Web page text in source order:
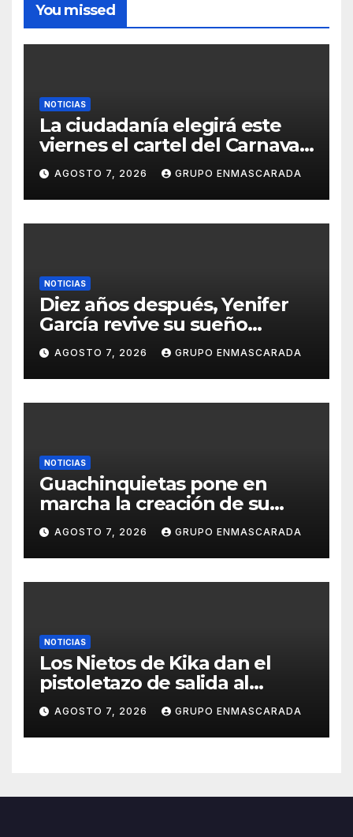
You missed
NOTICIAS
La ciudadanía elegirá este
viernes el cartel del Carnaval
de Las Palmas de Gran
Canaria 2027 en una gala
retransmitida por Televisión
Canaria
AGOSTO 7, 2026 GRUPO ENMASCARADA
NOTICIAS
Diez años después, Yenifer
García revive su sueño
carnavalero en el vídeo de
presentación de San Juan de
la Rambla para el Grand Prix
AGOSTO 7, 2026 GRUPO ENMASCARADA
NOTICIAS
Guachinquietas pone en
marcha la creación de su
repertorio para el Carnaval
2027
AGOSTO 7, 2026 GRUPO ENMASCARADA
NOTICIAS
Los Nietos de Kika dan el
pistoletazo de salida al
Carnaval 2027 con el inicio de
sus ensayos
AGOSTO 7, 2026 GRUPO ENMASCARADA